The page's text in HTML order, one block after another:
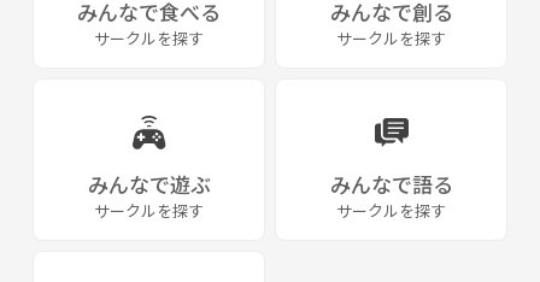
みんなで食べる
サークルを探す
みんなで創る
サークルを探す
みんなで遊ぶ
サークルを探す
みんなで語る
サークルを探す